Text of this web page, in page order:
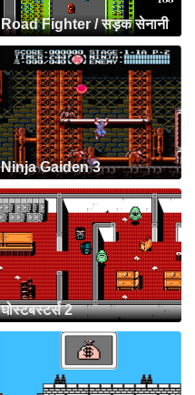
Road Fighter / सड़क सेनानी
Ninja Gaiden 3
घोस्टबस्टर्स 2